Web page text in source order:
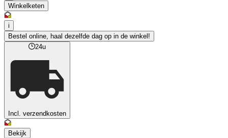
Winkelketen
i
Bestel online, haal dezelfde dag op in de winkel!
24u
Incl. verzendkosten
Bekijk